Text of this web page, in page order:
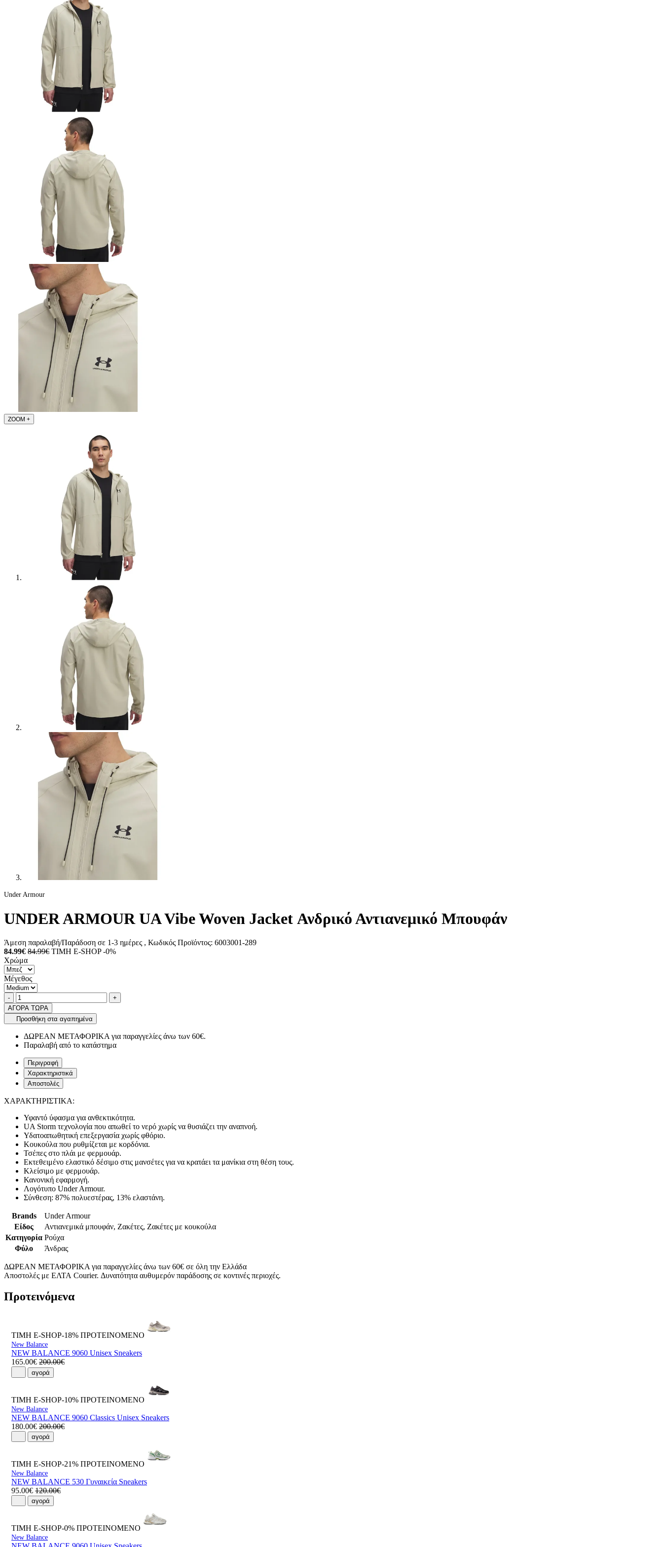
ZOOM +
Under Armour
UNDER ARMOUR UA Vibe Woven Jacket Ανδρικό Αντιανεμικό Μπουφάν
Άμεση παραλαβή/Παράδοση σε 1-3 ημέρες , Κωδικός Προϊόντος: 6003001-289
84.99€ 84.99€ ΤΙΜΗ E-SHOP -0%
Χρώμα
Μέγεθος
Ποσότητα
-product.increase.quantity +
ΑΓΟΡΑ ΤΩΡΑ
Προσθήκη στα αγαπημένα
ΔΩΡΕΑΝ ΜΕΤΑΦΟΡΙΚΑ για παραγγελίες άνω των 60€.
Παραλαβή από το κατάστημα
Περιγραφή
Χαρακτηριστικά
Αποστολές
ΧΑΡΑΚΤΗΡΙΣΤΙΚΑ:
Υφαντό ύφασμα για ανθεκτικότητα.
UA Storm τεχνολογία που απωθεί το νερό χωρίς να θυσιάζει την αναπνοή.
Υδατοαπωθητική επεξεργασία χωρίς φθόριο.
Κουκούλα που ρυθμίζεται με κορδόνια.
Τσέπες στο πλάι με φερμουάρ.
Εκτεθειμένο ελαστικό δέσιμο στις μανσέτες για να κρατάει τα μανίκια στη θέση τους.
Κλείσιμο με φερμουάρ.
Κανονική εφαρμογή.
Λογότυπο Under Armour.
Σύνθεση: 87% πολυεστέρας, 13% ελαστάνη.
Brands
Under Armour
Είδος
Αντιανεμικά μπουφάν, Ζακέτες, Ζακέτες με κουκούλα
Κατηγορία Ρούχα
Φύλο
Άνδρας
ΔΩΡΕΑΝ ΜΕΤΑΦΟΡΙΚΑ για παραγγελίες άνω των 60€ σε όλη την Ελλάδα
Αποστολές με ΕΛΤΑ Courier. Δυνατότητα αυθυμερόν παράδοσης σε κοντινές περιοχές.
Προτεινόμενα
ΤΙΜΗ E-SHOP-18% ΠΡΟΤΕΙΝΟΜΕΝΟ
New Balance
NEW BALANCE 9060 Unisex Sneakers
165.00€ 200.00€
αγορά
ΤΙΜΗ E-SHOP-10% ΠΡΟΤΕΙΝΟΜΕΝΟ
New Balance
NEW BALANCE 9060 Classics Unisex Sneakers
180.00€ 200.00€
αγορά
ΤΙΜΗ E-SHOP-21% ΠΡΟΤΕΙΝΟΜΕΝΟ
New Balance
NEW BALANCE 530 Γυναικεία Sneakers
95.00€ 120.00€
αγορά
ΤΙΜΗ E-SHOP-0% ΠΡΟΤΕΙΝΟΜΕΝΟ
New Balance